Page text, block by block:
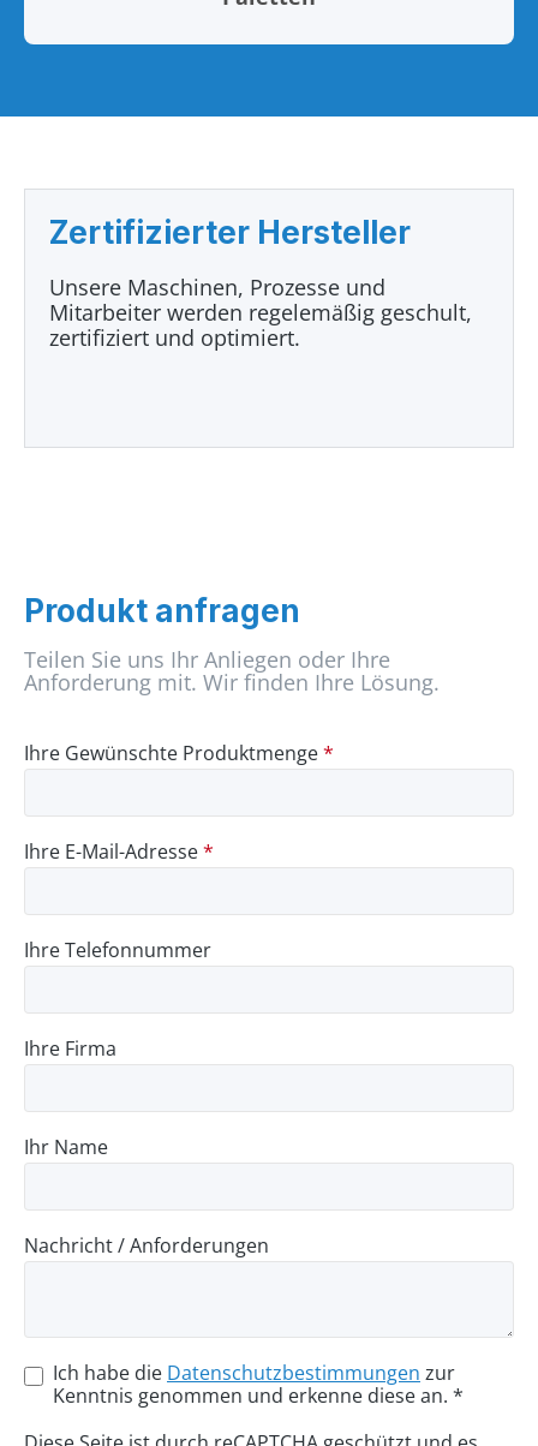
Zertifizierter Hersteller
Unsere Maschinen, Prozesse und
Mitarbeiter werden regelemäßig geschult,
zertifiziert und optimiert.
Produkt anfragen
Teilen Sie uns Ihr Anliegen oder Ihre
Anforderung mit. Wir finden Ihre Lösung.
Ihre Gewünschte Produktmenge*
Ihre E-Mail-Adresse*
Ihre Telefonnummer
Ihre Firma
Ihr Name
Nachricht / Anforderungen
Ich habe die Datenschutzbestimmungen zur
Kenntnis genommen und erkenne diese an. *